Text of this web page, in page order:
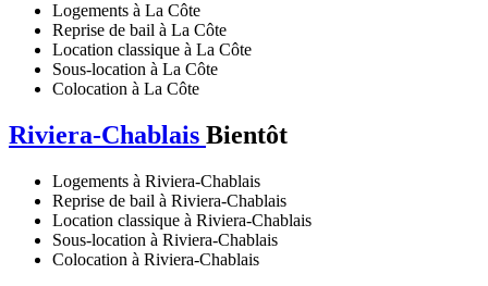
Logements à La Côte
Reprise de bail à La Côte
Location classique à La Côte
Sous-location à La Côte
Colocation à La Côte
Riviera-Chablais Bientôt
Logements à Riviera-Chablais
Reprise de bail à Riviera-Chablais
Location classique à Riviera-Chablais
Sous-location à Riviera-Chablais
Colocation à Riviera-Chablais